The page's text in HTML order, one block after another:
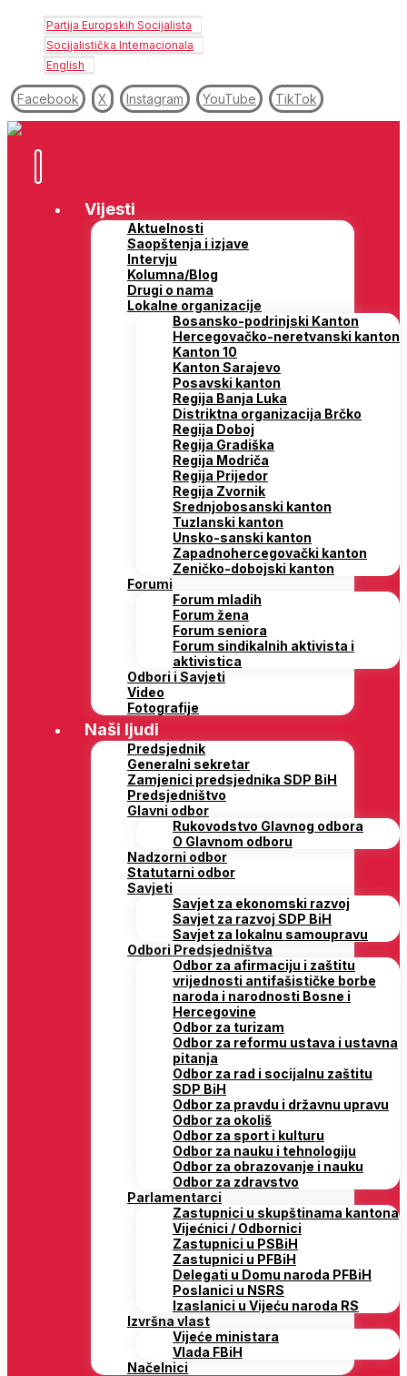
Partija Europskih Socijalista
Socijalistička Internacionala
English
Facebook X Instagram YouTube TikTok
Vijesti
Aktuelnosti
Saopštenja i izjave
Intervju
Kolumna/Blog
Drugi o nama
Lokalne organizacije
Bosansko-podrinjski Kanton
Hercegovačko-neretvanski kanton
Kanton 10
Kanton Sarajevo
Posavski kanton
Regija Banja Luka
Distriktna organizacija Brčko
Regija Doboj
Regija Gradiška
Regija Modriča
Regija Prijedor
Regija Zvornik
Srednjobosanski kanton
Tuzlanski kanton
Unsko-sanski kanton
Zapadnohercegovački kanton
Zeničko-dobojski kanton
Forumi
Forum mladih
Forum žena
Forum seniora
Forum sindikalnih aktivista i
aktivistica
Odbori i Savjeti
Video
Fotografije
Naši ljudi
Predsjednik
Generalni sekretar
Zamjenici predsjednika SDP BiH
Predsjedništvo
Glavni odbor
Rukovodstvo Glavnog odbora
O Glavnom odboru
Nadzorni odbor
Statutarni odbor
Savjeti
Savjet za ekonomski razvoj
Savjet za razvoj SDP BiH
Savjet za lokalnu samoupravu
Odbori Predsjedništva
Odbor za afirmaciju i zaštitu
vrijednosti antifašističke borbe
naroda i narodnosti Bosne i
Hercegovine
Odbor za turizam
Odbor za reformu ustava i ustavna
pitanja
Odbor za rad i socijalnu zaštitu
SDP BiH
Odbor za pravdu i državnu upravu
Odbor za okoliš
Odbor za sport i kulturu
Odbor za nauku i tehnologiju
Odbor za obrazovanje i nauku
Odbor za zdravstvo
Parlamentarci
Zastupnici u skupštinama kantona
Vijećnici / Odbornici
Zastupnici u PSBiH
Zastupnici u PFBiH
Delegati u Domu naroda PFBiH
Poslanici u NSRS
Izaslanici u Vijeću naroda RS
Izvršna vlast
Vijeće ministara
Vlada FBiH
Načelnici